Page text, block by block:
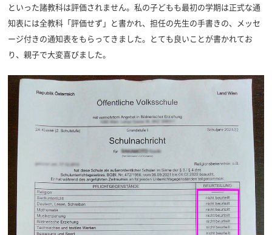
といった諸教科は評価されません。私の子どもも最初の学期は正式な通
知表には全教科「評価せず」と書かれ、担任の先生の手書きの、メッセ
ージ付きの通知表をもらってきました。とても良いことが書かれてお
り、親子で大変喜びました。